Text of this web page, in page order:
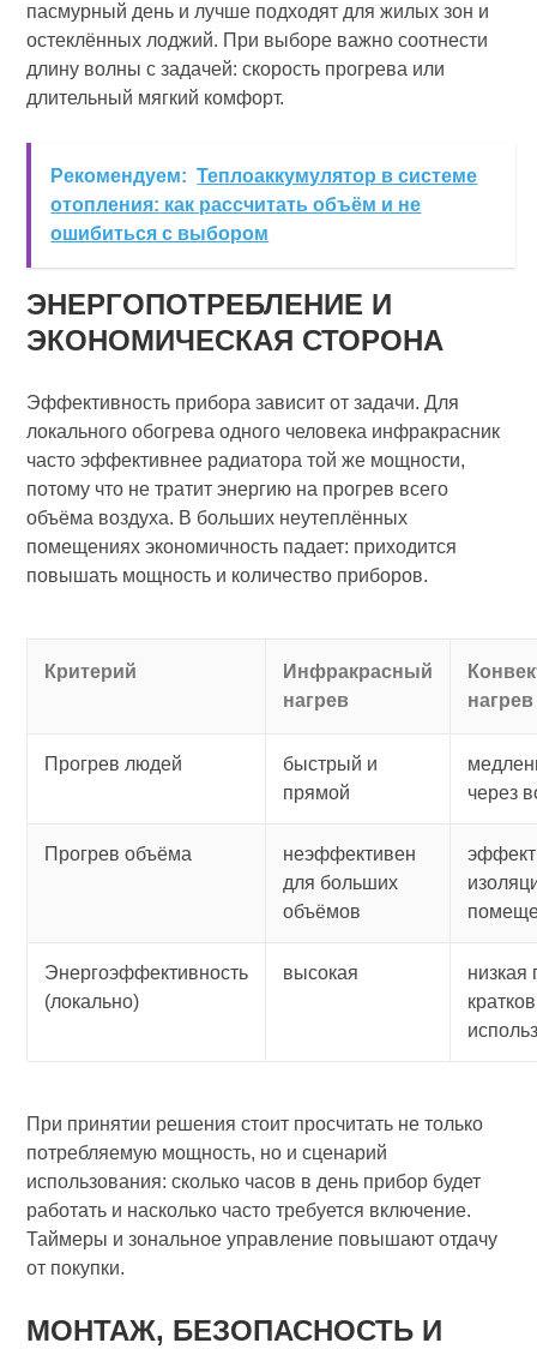
пасмурный день и лучше подходят для жилых зон и
остеклённых лоджий. При выборе важно соотнести
длину волны с задачей: скорость прогрева или
длительный мягкий комфорт.
Рекомендуем: Теплоаккумулятор в системе
отопления: как рассчитать объём и не
ошибиться с выбором
ЭНЕРГОПОТРЕБЛЕНИЕ И
ЭКОНОМИЧЕСКАЯ СТОРОНА
Эффективность прибора зависит от задачи. Для
локального обогрева одного человека инфракрасник
часто эффективнее радиатора той же мощности,
потому что не тратит энергию на прогрев всего
объёма воздуха. В больших неутеплённых
помещениях экономичность падает: приходится
повышать мощность и количество приборов.
Критерий
Инфракрасный
нагрев
нагрев
Прогрев людей
быстрый и
прямой
через
Прогрев объёма
неэффективен
для больших
объёмов
Энергоэффективность
(локально)
высокая
низкая
При принятии решения стоит просчитать не только
потребляемую мощность, но и сценарий
использования: сколько часов в день прибор будет
работать и насколько часто требуется включение.
Таймеры и зональное управление повышают отдачу
от покупки.
МОНТАЖ, БЕЗОПАСНОСТЬ И